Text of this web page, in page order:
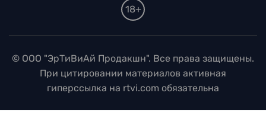
18+
© ООО "ЭрТиВиАй Продакшн". Все права защищены.
При цитировании материалов активная
гиперссылка на rtvi.com обязательна